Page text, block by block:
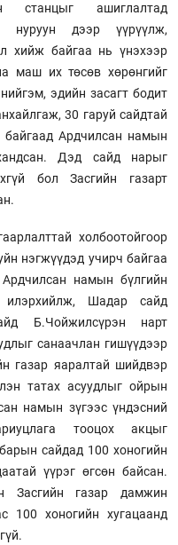
ашиглалтад
нуруун дээр үүрүүлж,
хийж байгаа нь үнэхээр
маш их төсөв хөрөнгийг
эдийн засагт бодит
30 гаруй сайдтай
байгаад Ардчилсан намын
Дэд сайд нарыг
бол Засгийн газарт
холбоотойгоор
нэгжүүдэд учирч байгаа
намын бүлгийн
Шадар сайд
Б.Чойжилсүрэн нарт
санаачлан гишүүдээр
газар яаралтай шийдвэр
татах асуудлыг ойрын
намын зүгээс үндэсний
тооцох акцыг
сайдад 100 хоногийн
үүрэг өгсөн байсан.
Засгийн газар дамжин
100 хоногийн хугацаанд